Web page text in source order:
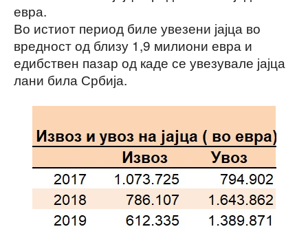
евра.
Во истиот период биле увезени јајца во
вредност од близу 1,9 милиони евра и
едибствен пазар од каде се увезувале јајца
лани била Србија.